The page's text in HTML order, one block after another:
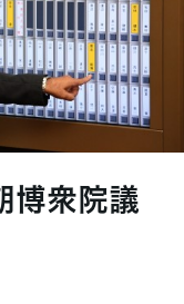
博衆院議